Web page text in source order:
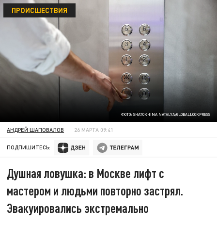
ФОТО: SHATOKHINA NATALYA/GLOBALLOOKPRESS
ПРОИСШЕСТВИЯ
АНДРЕЙ ШАПОВАЛОВ 26 МАРТА 09:41
ПОДПИШИТЕСЬ:
Душная ловушка: в Москве лифт с
мастером и людьми повторно застрял.
Эвакуировались экстремально